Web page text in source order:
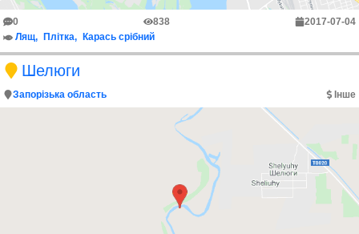
0 838
2017-07-04
Лящ
Плітка Карась срібний
Шелюги
Запорізька область Інше